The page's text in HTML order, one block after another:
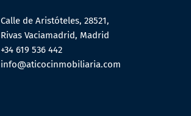
Calle de Aristóteles, 28521,
Rivas Vaciamadrid, Madrid
+34 619 536 442
info@aticocinmobiliaria.com